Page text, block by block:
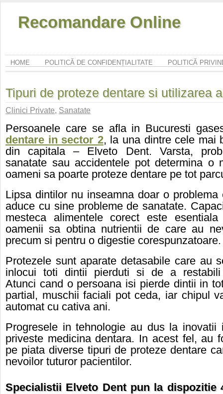
Recomandare Online
HOME POLITICĂ DE CONFIDENȚIALITATE POLITICĂ
Tipuri de proteze dentare si utilizarea
Clinici Private, Sanatate
Persoanele care se afla in Bucuresti
dentare in sector 2, la una dintre cele mai
din capitala– Elveto Dent. Varsta,
sanatate sau accidentele pot determina o
oameni sa poarte proteze dentare pe tot
Lipsa dintilor nu inseamna doar o problema
aduce cu sine probleme de sanatate.
mesteca alimentele corect este
oamenii sa obtina nutrientii de care au
precum si pentru o digestie corespunzatoare.
Protezele sunt aparate detasabile care au
inlocui toti dintii pierduti si de a restabili
Atunci cand o persoana isi pierde dintii in
partial, muschii faciali pot ceda, iar chipul
automat cu cativa ani.
Progresele in tehnologie au dus la inovatii
priveste medicina dentara. In acest fel, au
pe piata diverse tipuri de proteze dentare
nevoilor tuturor pacientilor.
Specialistii Elveto Dent pun la dispozitie